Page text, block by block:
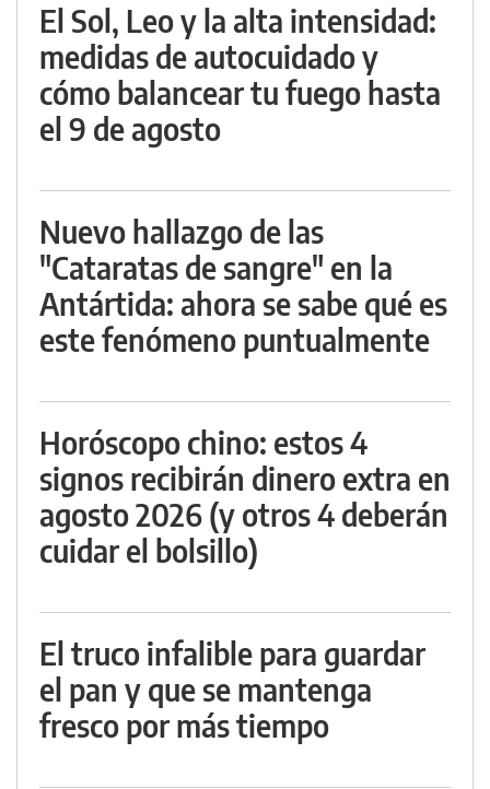
El Sol, Leo y la alta intensidad:
medidas de autocuidado y
cómo balancear tu fuego hasta
el 9 de agosto
Nuevo hallazgo de las
"Cataratas de sangre" en la
Antártida: ahora se sabe qué es
este fenómeno puntualmente
Horóscopo chino: estos 4
signos recibirán dinero extra en
agosto 2026 (y otros 4 deberán
cuidar el bolsillo)
El truco infalible para guardar
el pan y que se mantenga
fresco por más tiempo